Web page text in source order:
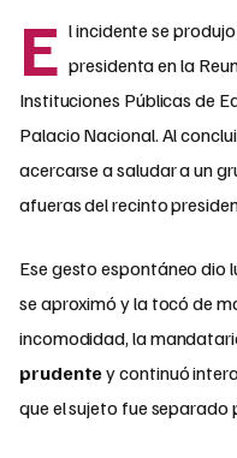
E l incidente se
presidenta en la
Instituciones Públicas de
Palacio Nacional. Al
acercarse a saludar a un
afueras del recinto
Ese gesto espontáneo dio
se aproximó y la tocó de
incomodidad, la
prudentey continuó
que el sujeto fue separado